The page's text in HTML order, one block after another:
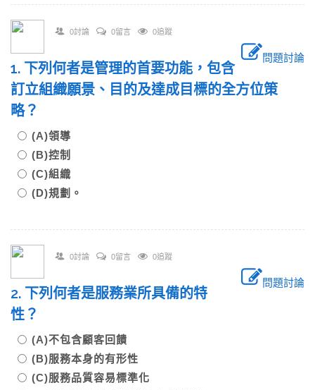
0討論 0留言 0追蹤
問題討論
1. 下列何者是管理的首要功能，包含
訂立組織願景、目的及達成目標的全方位策
略？
(A)領導
(B)控制
(C)組織
(D)規劃。
0討論 0留言 0追蹤
問題討論
2. 下列何者是服務業所具備的特
性？
(A)不包含顧客回饋
(B)服務本身的有形性
(C)服務品質容易標準化